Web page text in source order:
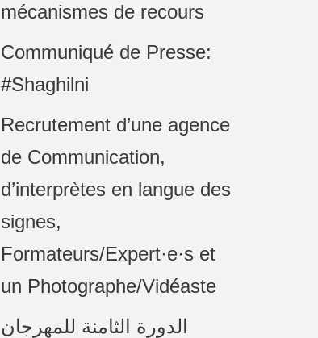
mécanismes de recours
Communiqué de Presse:
#Shaghilni
Recrutement d’une agence
de Communication,
d’interprètes en langue des
signes,
Formateurs/Expert·e·s et
un Photographe/Vidéaste
الدورة الثامنة للمهرجان